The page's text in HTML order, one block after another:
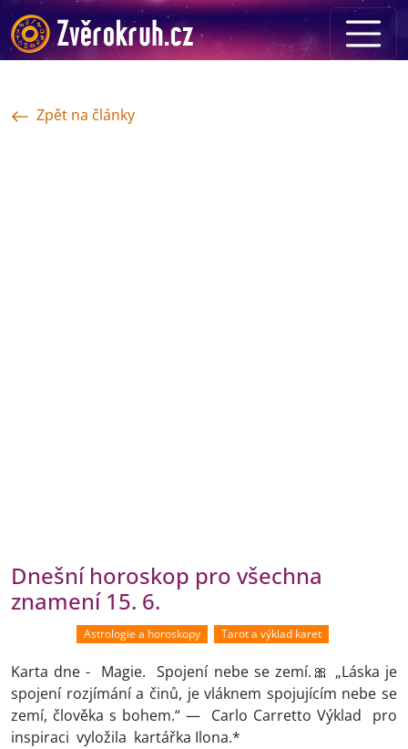
Zpět na články
Dnešní horoskop pro všechna
znamení 15. 6.
Astrologie a horoskopy Tarot a výklad karet
Karta dne - Magie. Spojení nebe se zemí.🎀 „Láska je
spojení rozjímání a činů, je vláknem spojujícím nebe se
zemí, člověka s bohem.“ — Carlo Carretto Výklad pro
inspiraci vyložila kartářka Ilona.*